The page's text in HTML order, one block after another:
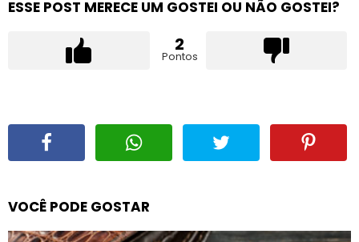
ESSE POST MERECE UM GOSTEI OU NÃO GOSTEI?
2
Pontos
VOCÊ PODE GOSTAR